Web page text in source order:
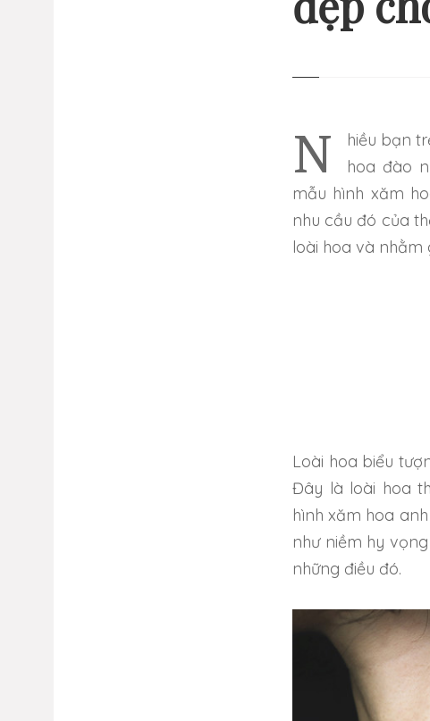
Nhiều bạn trẻ luôn bị quyết rũ không cưỡng được từ những bông
hoa đào
mẫu hình xăm
nhu cầu đó của
loài hoa và nhằm
Loài hoa biểu
Đây là loài hoa
hình xăm hoa
như niềm hy
những điều đó.